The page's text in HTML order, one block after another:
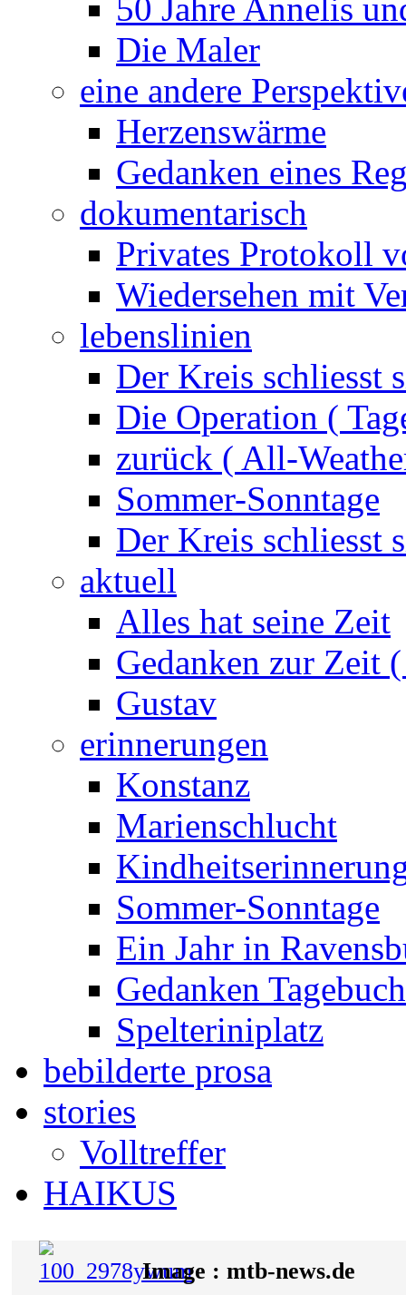
50 Jahre Annelis
Die Maler
eine andere
Herzenswärme
Gedanken eines
dokumentarisch
Privates Protokoll
Wiedersehen mit
lebenslinien
Der Kreis schliesst
Die Operation (
zurück ( All-
Sommer-Sonntage
Der Kreis schliesst
aktuell
Alles hat seine Zeit
Gedanken zur Zeit
Gustav
erinnerungen
Konstanz
Marienschlucht
Sommer-Sonntage
Ein Jahr in
Gedanken
Spelteriniplatz
bebilderte prosa
stories
Volltreffer
HAIKUS
Image : mtb-news.de